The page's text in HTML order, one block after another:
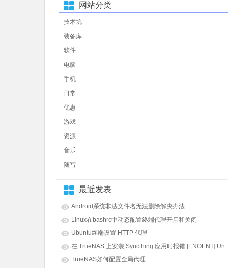
网站分类
技术坑
装备库
软件
电脑
手机
日常
优惠
游戏
资源
音乐
随写
最近发表
Android系统非法文件名无法删除解决办法
Linux在bashrc中动态配置终端代理开启和关闭
Ubuntu终端设置 HTTP 代理
在 TrueNAS 上安装
TrueNAS如何配置全局代理